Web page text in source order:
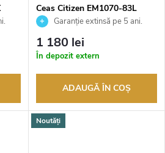
Ceas Citizen EM1070-83L
Garanție extinsă pe 5 ani.
returnarea bunurilor. Vânzător
autorizat
1 180 lei
În depozit extern
ADAUGĂ ÎN COŞ
Noutăți